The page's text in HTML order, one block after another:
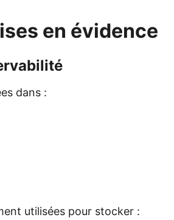
en évidence
dans :
utilisées pour stocker :